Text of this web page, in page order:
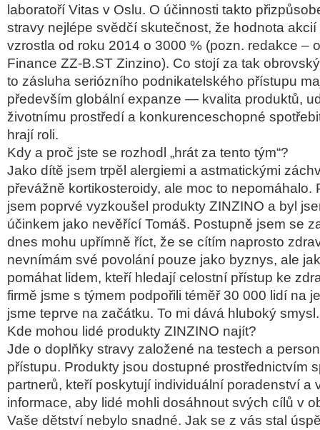
laboratoří Vitas v Oslu. O účinnosti takto
stravy nejlépe svědčí skutečnost, že hodnota
vzrostla od roku 2014 o 3000 % (pozn. redakce –
Finance ZZ-B.ST Zinzino). Co stojí za tak
to zásluha seriózního podnikatelského přístupu
především globální expanze — kvalita produktů,
životnímu prostředí a konkurenceschopné
hrají roli.
Kdy a proč jste se rozhodl „hrát za tento tým“?
Jako dítě jsem trpěl alergiemi a astmatickými
převážně kortikosteroidy, ale moc to nepomáhalo.
jsem poprvé vyzkoušel produkty ZINZINO a byl
účinkem jako nevěřící Tomáš. Postupně jsem se
dnes mohu upřímně říct, že se cítím naprosto
nevnímám své povolání pouze jako byznys, ale
pomáhat lidem, kteří hledají celostní přístup ke
firmě jsme s týmem podpořili téměř 30 000 lidí na
jsme teprve na začátku. To mi dává hluboký smysl.
Kde mohou lidé produkty ZINZINO najít?
Jde o doplňky stravy založené na testech a
přístupu. Produkty jsou dostupné prostřednictvím
partnerů, kteří poskytují individuální poradenství a
informace, aby lidé mohli dosáhnout svých cílů v
Vaše dětství nebylo snadné. Jak se z vás stal